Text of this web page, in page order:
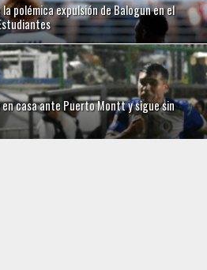
polémica expulsión de Balogun en el
casa ante Puerto Montt y sigue sin